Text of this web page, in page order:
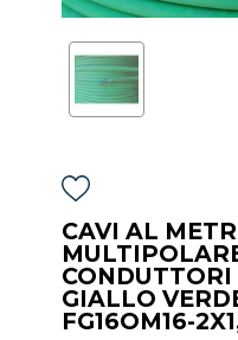
CAVI AL
GIALLO
FG16OM16-